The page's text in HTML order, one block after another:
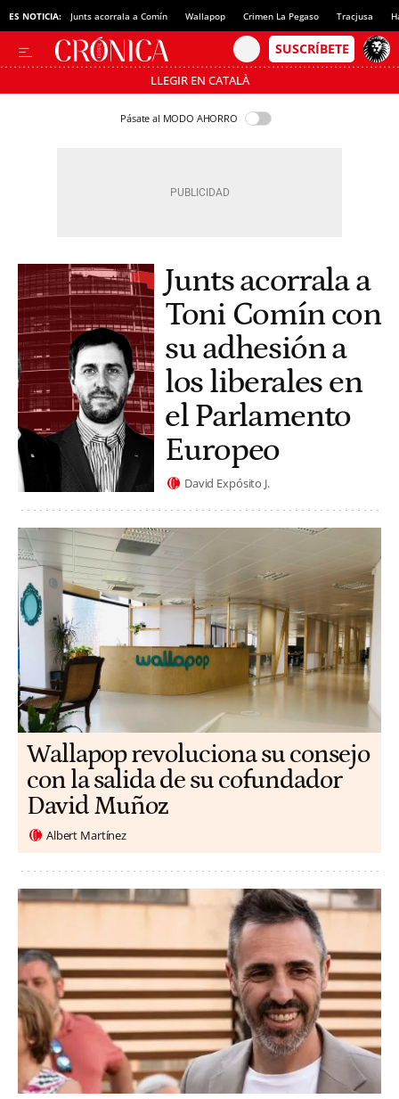
ES NOTICIA: Junts acorrala a Comín Wallapop Crimen La Pegaso Tracjusa
LLEGIR EN CATALÀ
Pásate al MODO AHORRO
Junts acorrala a
Toni Comín con
su adhesión a
los liberales en
el Parlamento
Europeo
David Expósito J.
Wallapop revoluciona su consejo
con la salida de su cofundador
David Muñoz
Albert Martínez